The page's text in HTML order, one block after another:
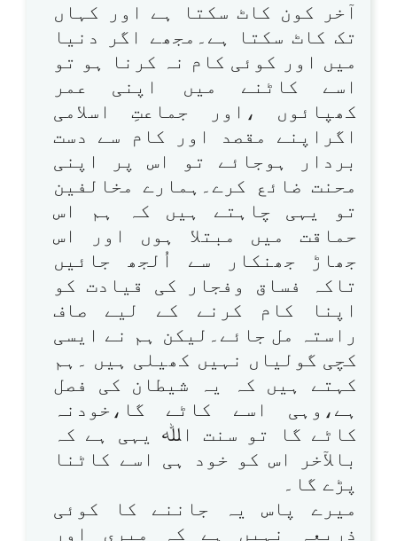
آخر کون کاٹ سکتا ہے اور کہاں
تک کاٹ سکتا ہے۔مجھے اگر دنیا
میں اور کوئی کام نہ کرنا ہو تو
اسے کاٹنے میں اپنی عمر
کھپائوں ،اور جماعتِ اسلامی
اگراپنے مقصد اور کام سے دست
بردار ہوجائے تو اس پر اپنی
محنت ضائع کرے۔ہمارے مخالفین
تو یہی چاہتے ہیں کہ ہم اس
حماقت میں مبتلا ہوں اور اس
جھاڑ جھنکار سے اُلجھ جائیں
تاکہ فساق وفجار کی قیادت کو
اپنا کام کرنے کے لیے صاف
راستہ مل جائے۔لیکن ہم نے ایسی
کچی گولیاں نہیں کھیلی ہیں ۔ہم
کہتے ہیں کہ یہ شیطان کی فصل
ہے،وہی اسے کاٹے گا،خودنہ
کاٹے گا تو سنت اﷲ یہی ہے کہ
بالآخر اس کو خود ہی اسے کاٹنا
پڑے گا۔
میرے پاس یہ جاننے کا کوئی
ذریعہ نہیں ہے کہ میری اور